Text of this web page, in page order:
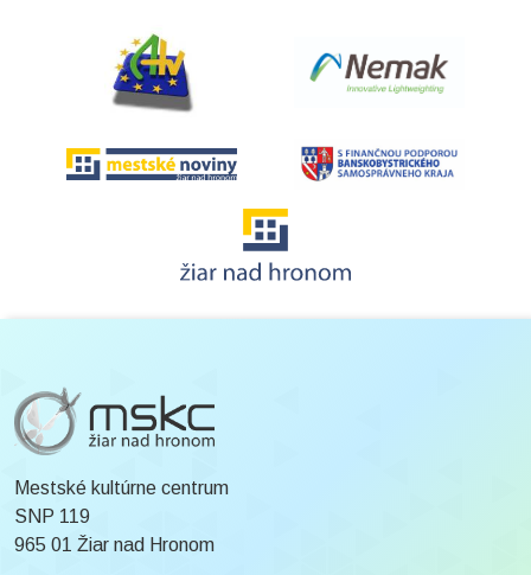
Mestské kultúrne centrum
SNP 119
965 01 Žiar nad Hronom